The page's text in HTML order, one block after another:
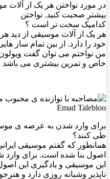
در مورد نواختن هر یک از آلات
بیشتر صحبت کنید. نواختن
کدامیک سخت تر است ؟
هر یک از آلات موسیقی از
خود را دارد. از بین تمام ساز
من نواختم می توان گفت ویولون
خاص و تمرین بیشتری می باشد
برای وارد شدن به عرصه ی
طی کنند؟
همانطور که گفتم موسیقی
اصول بنا شده است. برای
این موسیقی و یادگیری این
ناپذیر وشبانه روزی دارد و